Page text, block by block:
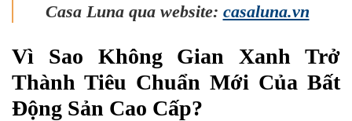
Casa Luna qua website: casaluna.vn
Vì Sao Không Gian Xanh Trở
Thành Tiêu Chuẩn Mới Của Bất
Động Sản Cao Cấp?